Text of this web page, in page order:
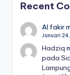
Recent
Al fakir
Januari
Hadziq
pada